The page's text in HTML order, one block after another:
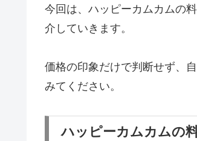
今回は、ハッピーカムカムの
介していきます。
価格の印象だけで判断せず、
みてください。
ハッピーカムカムの